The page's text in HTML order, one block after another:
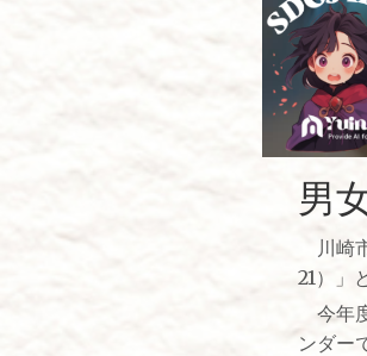
男
川崎
21）」
今年
ンダー